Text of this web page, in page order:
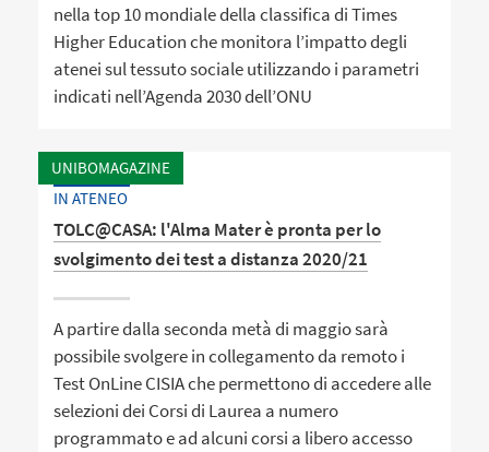
nella top 10 mondiale della classifica di Times
Higher Education che monitora l’impatto degli
atenei sul tessuto sociale utilizzando i parametri
indicati nell’Agenda 2030 dell’ONU
UNIBOMAGAZINE
IN ATENEO
TOLC@CASA: l'Alma Mater è pronta per lo
svolgimento dei test a distanza 2020/21
A partire dalla seconda metà di maggio sarà
possibile svolgere in collegamento da remoto i
Test OnLine CISIA che permettono di accedere alle
selezioni dei Corsi di Laurea a numero
programmato e ad alcuni corsi a libero accesso